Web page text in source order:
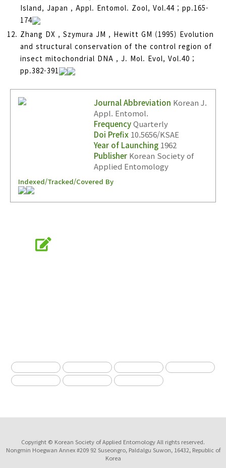
Island, Japan , Appl. Entomol. Zool, Vol.44 ; pp.165-
174
Zhang DX , Szymura JM , Hewitt GM (1995) Evolution
and structural conservation of the control region of
insect mitochondrial DNA , J. Mol. Evol, Vol.40 ;
pp.382-391
Journal Abbreviation Korean J.
Appl. Entomol.
FrequencyQuarterly
Doi Prefix 10.5656/KSAE
Year of Launching 1962
Publisher Korean Society of
Applied Entomology
Indexed/Tracked/Covered By
Copyright © Korean Society of Applied Entomology All rights reserved.
Nongmin Hoegwan Annex #209 92 Suseongro, Paldalgu Suwon, 16432, Republic of
Korea